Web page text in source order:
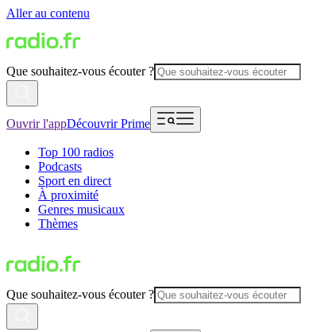
Aller au contenu
Que souhaitez-vous écouter ?
Ouvrir l'appDécouvrir Prime
Top 100 radios
Podcasts
Sport en direct
À proximité
Genres musicaux
Thèmes
Que souhaitez-vous écouter ?